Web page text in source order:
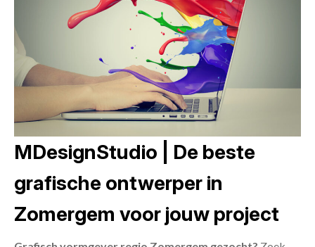
MDesignStudio | De beste
grafische ontwerper in
Zomergem voor jouw project